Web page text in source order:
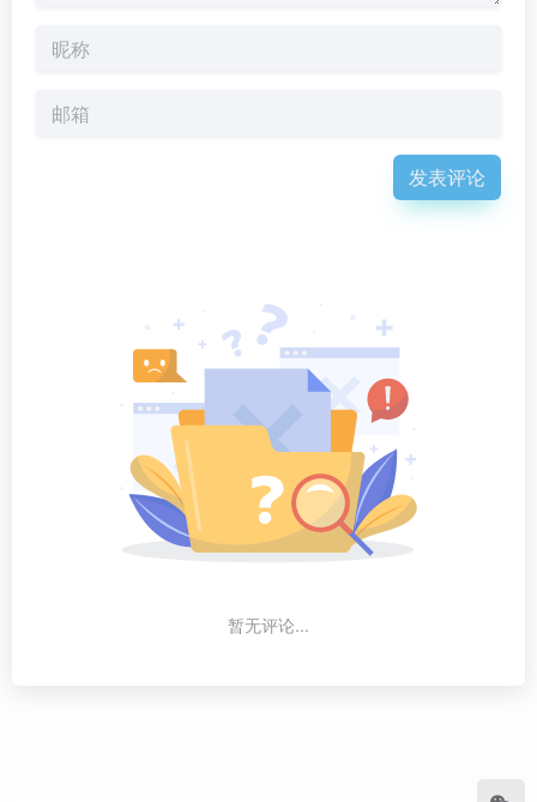
发表评论
暂无评论...